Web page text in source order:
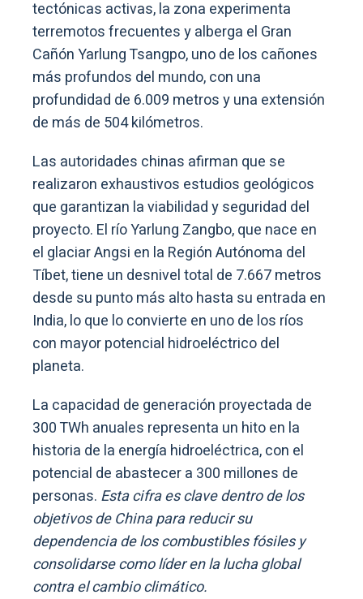
tectónicas activas, la zona experimenta
terremotos frecuentes y alberga el Gran
Cañón Yarlung Tsangpo, uno de los cañones
más profundos del mundo, con una
profundidad de 6.009 metros y una extensión
de más de 504 kilómetros.
Las autoridades chinas afirman que se
realizaron exhaustivos estudios geológicos
que garantizan la viabilidad y seguridad del
proyecto. El río Yarlung Zangbo, que nace en
el glaciar Angsi en la Región Autónoma del
Tíbet, tiene un desnivel total de 7.667 metros
desde su punto más alto hasta su entrada en
India, lo que lo convierte en uno de los ríos
con mayor potencial hidroeléctrico del
planeta.
La capacidad de generación proyectada de
300 TWh anuales representa un hito en la
historia de la energía hidroeléctrica, con el
potencial de abastecer a 300 millones de
personas. Esta cifra es clave dentro de los
objetivos de China para reducir su
dependencia de los combustibles fósiles y
consolidarse como líder en la lucha global
contra el cambio climático.